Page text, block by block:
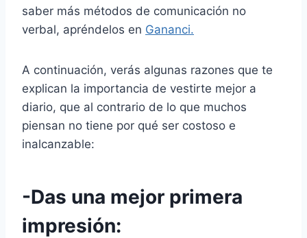
saber más métodos de comunicación no
verbal, apréndelos en Gananci.
A continuación, verás algunas razones que te
explican la importancia de vestirte mejor a
diario, que al contrario de lo que muchos
piensan no tiene por qué ser costoso e
inalcanzable:
-Das una mejor primera
impresión: